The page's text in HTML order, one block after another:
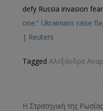
defy Russia invasion
one:” Ukrainians raise
| Reuters
Tagged Αλεξάνδρα
Η Στρατηγική της Ρωσίας